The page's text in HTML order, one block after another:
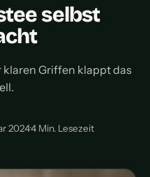
selbst
klaren Griffen klappt das
2024·4 Min. Lesezeit